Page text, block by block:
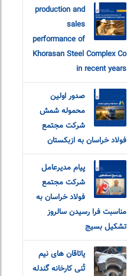
production and
sales
performance of
Khorasan Steel Complex Co
in recent years
صدور اولین
محموله شمش
شرکت مجتمع
فولاد خراسان به ازبکستان
پیام مدیرعامل
شرکت مجتمع
فولاد خراسان به
مناسبت فرا رسیدن سالروز
تشکیل بسیج
یاتاقان های نیم
تُنی کارخانه گندله